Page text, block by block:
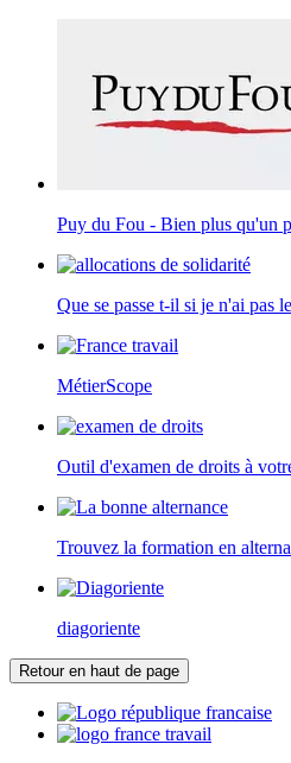
Puy du Fou - Bien plus qu'un
Que se passe t-il si je n'ai pas
MétierScope
Outil d'examen de droits à
Trouvez la formation en
diagoriente
Retour en haut de page